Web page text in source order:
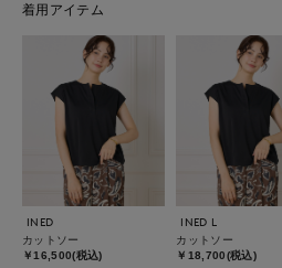
着用アイテム
INED
カットソー
￥16,500(税込)
INED L
カットソー
￥18,700(税込)